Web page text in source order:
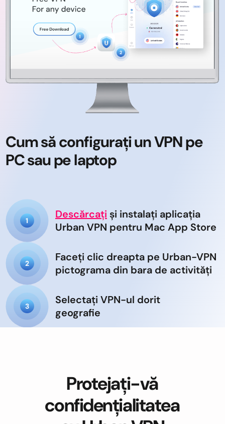
Cum să configurați un VPN pe
PC sau pe laptop
1 Descărcați și instalați aplicația
Urban VPN pentru Mac App Store
2
Faceți clic dreapta pe Urban-VPN
pictograma din bara de activități
3
Selectați VPN-ul dorit
geografie
Protejați-vă
confidențialitatea